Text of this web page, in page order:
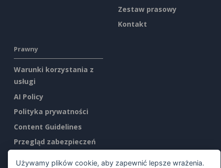
Zestaw prasowy
Kontakt
Prawny
Warunki korzystania z
usługi
AI Policy
Polityka prywatności
Content Guidelines
Przegląd zabezpieczeń
Używamy plików cookie, aby zapewnić lepsze wrażenia.